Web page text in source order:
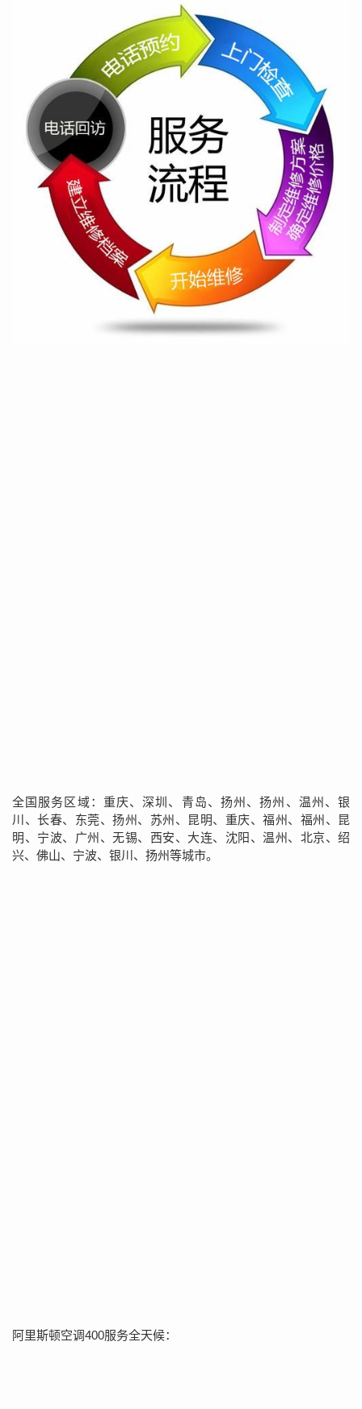
全国服务区域：重庆、深圳、青岛、扬州、扬州、温州、银
川、长春、东莞、扬州、苏州、昆明、重庆、福州、福州、昆
明、宁波、广州、无锡、西安、大连、沈阳、温州、北京、绍
兴、佛山、宁波、银川、扬州等城市。
阿里斯顿空调400服务全天候：